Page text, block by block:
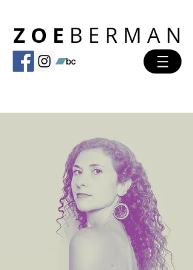
Z O E B E R M A N